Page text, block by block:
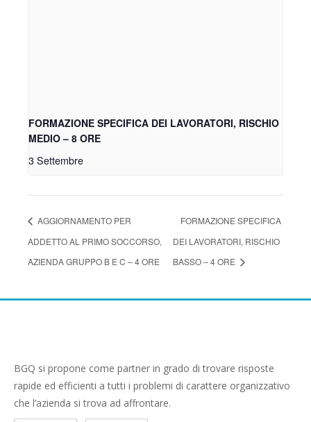
FORMAZIONE SPECIFICA DEI LAVORATORI, RISCHIO
MEDIO – 8 ORE
3 Settembre
AGGIORNAMENTO PER
ADDETTO AL PRIMO SOCCORSO,
AZIENDA GRUPPO B E C – 4 ORE
FORMAZIONE SPECIFICA
DEI LAVORATORI, RISCHIO
BASSO – 4 ORE
BGQ si propone come partner in grado di trovare risposte
rapide ed efficienti a tutti i problemi di carattere organizzativo
che l’azienda si trova ad affrontare.